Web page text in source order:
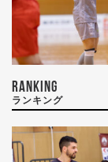
RANKING
ランキング